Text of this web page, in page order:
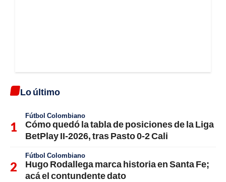
Lo último
Fútbol Colombiano
Cómo quedó la tabla de posiciones de la Liga
BetPlay II-2026, tras Pasto 0-2 Cali
Fútbol Colombiano
Hugo Rodallega marca historia en Santa Fe;
acá el contundente dato